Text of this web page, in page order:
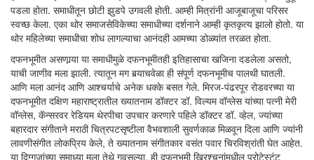
पडला होता. समाधीतून छोटी झुडपे उगवली होती. आम्ही मित्रांनी आजूबाजूचा परिसर
स्वच्छ केला. एका थोर समाजसेविकेच्या समाधीच्या दर्शनाने आम्ही कृतकृत्य झालो होतो. या
थोर महिलेच्या समाधीचा शोध लागल्याचा आनंदही आमच्या डोळ्यांत तरळत होता.
दफनभूमीत असणार्‍या या समाधीमुळे दफनभूमीतही इतिहासाचा खजिना दडलेला असतो,
याची जाणीव मला झाली. त्यातून मग बर्‍याचवेळा ही संपूर्ण दफनभूमीच पालथी घातली.
आणि मला आनंद आणि आश्चर्याचे अनेक धक्के बसत गेले. मिरज-पंढरपूर रोडवरच्या या
दफनभूमीत दक्षिण महाराष्ट्रातील ख्यातनाम डॉक्टर डॉ. विल्यम वॉन्लेस यांच्या पत्नी मेरी
वॉन्लेस, कॅन्सरवर रेडियम थेरपीचा उपचार करणारे पहिले डॉक्टर डॉ. व्हेल, ज्यांच्या
बहारदार संगीताने मराठी चित्रपटसृष्टीला वैभवशाली सुवर्णकाळ मिळवून दिला आणि ज्यांनी
लावणीसंगीत लोकप्रिय केले, ते ख्यातनाम संगीतकार वसंत पवार चिरविश्रांती घेत आहेत.
या दिग्गजांच्या समाध्या मला तेथे गवसल्या. ही दफनभूमी ख्रिश्चनांमधील प्रोटेस्टंट